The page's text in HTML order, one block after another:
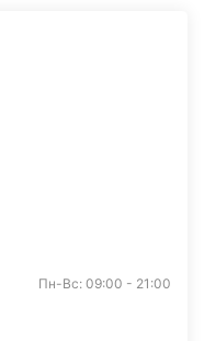
Пн-Вс: 09:00 - 21:00